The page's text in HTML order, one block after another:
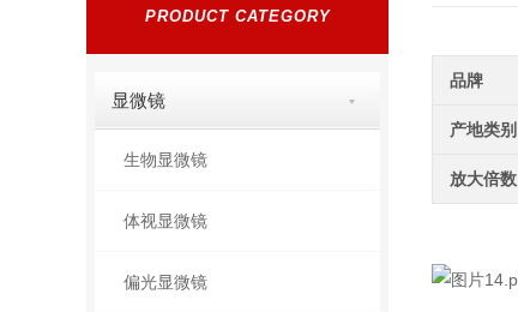
PRODUCT CATEGORY
显微镜
生物显微镜
体视显微镜
偏光显微镜
品牌
产地类别
放大倍数